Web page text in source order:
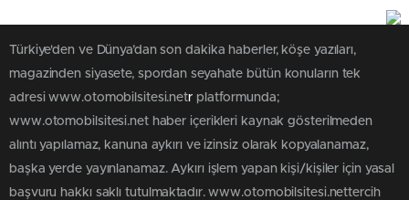
Türkiye'den ve Dünya’dan son dakika haberler, köşe yazıları,
magazinden siyasete, spordan seyahate bütün konuların tek
adresi www.otomobilsitesi.netr platformunda;
www.otomobilsitesi.net haber içerikleri kaynak gösterilmeden
alıntı yapılamaz, kanuna aykırı ve izinsiz olarak kopyalanamaz,
başka yerde yayınlanamaz. Aykırı işlem yapan kişi/kişiler için yasal
başvuru hakkı saklı tutulmaktadır. www.otomobilsitesi.nettercih